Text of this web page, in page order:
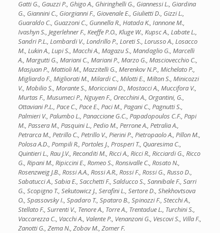
Gatti G., Gauzzi P., Ghigo A., Ghiringhelli G., Giannessi L., Giardina
G., Giannini C., Giorgianni F., Giovenale E., Giulietti D., Gizzi L.,
Guaraldo C., Guazzoni C., Gunnella R., Hatada K., Iannone M.,
Ivashyn S., Jegerlehner F., Keeffe P.O., Kluge W., Kupsc A., Labate L.,
Sandri P.L., Lombardi V., Londrillo P., Loreti S., Lorusso A., Losacco
M., Lukin A., Lupi S., Macchi A., Magazu S., Mandaglio G., Marcelli
A., Margutti G., Mariani C., Mariani P., Marzo G., Masciovecchio C.,
Masjuan P., Mattioli M., Mazzitelli G., Merenkov N.P., Michelato P.,
Migliardo F., Migliorati M., Milardi C., Milotti E., Milton S., Minicozzi
V., Mobilio S., Morante S., Moricciani D., Mostacci A., Muccifora V.,
Murtas F., Musumeci P., Nguyen F., Orecchini A., Organtini, G.,
Ottaviani P.L., Pace C., Pace E., Paci M., Pagani C., Pagnutti S.,
Palmieri V., Palumbo L., Panaccione G.C., Papadopoulos C.F., Papi
M., Passera M., Pasquini L., Pedio M., Perrone A., Petralia A.,
Petrarca M., Petrillo C., Petrillo V., Pierini P., Pietropaolo A., Pillon M.,
Polosa A.D., Pompili R., Portoles J., Prosperi T., Quaresima C.,
Quintieri L., Rau J.V., Reconditi M., Ricci A., Ricci R., Ricciardi G., Ricco
G., Ripani M., Ripiccini E., Romeo S., Ronsivalle C., Rosato N.,
Rosenzweig J.B., Rossi A.A., Rossi A.R., Rossi F., Rossi G., Russo D.,
Sabatucci A., Sabia E., Sacchetti F., Salducco S., Sannibale F., Sarri
G., Scopigno T., Sekutowicz J., Serafini L., Sertore D., Shekhovtsova
O., Spassovsky I., Spadaro T., Spataro B., Spinozzi F., Stecchi A.,
Stellato F., Surrenti V., Tenore A., Torre A., Trentadue L., Turchini S.,
Vaccarezza C., Vacchi A., Valente P., Venanzoni G., Vescovi S., Villa F.,
Zanotti G., Zema N., Zobov M., Zomer F.